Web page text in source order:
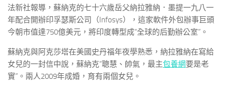
法新社報導，蘇納克的七十六歲岳父納拉雅納．墨提一九八一
年配合開辦印孚瑟斯公司（Infosys），這家軟件外包辦事巨頭
今朝市值達750億美元，將印度轉型成“全球的后勤辦公室”。
蘇納克與阿克莎塔在美國史丹福年夜學熟悉，納拉雅納在寫給
女兒的一封信中說，蘇納克“聰慧、帥氣，最主包養網要是老
實”。兩人2009年成婚，育有兩個女兒。